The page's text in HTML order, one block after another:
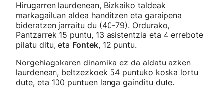
Hirugarren laurdenean, Bizkaiko taldeak
markagailuan aldea handitzen eta garaipena
bideratzen jarraitu du (40-79). Ordurako,
Pantzarrek 15 puntu, 13 asistentzia eta 4 errebote
pilatu ditu, eta Fontek, 12 puntu.
Norgehiagokaren dinamika ez da aldatu azken
laurdenean, beltzezkoek 54 puntuko koska lortu
dute, eta 100 puntuen langa gainditu dute.